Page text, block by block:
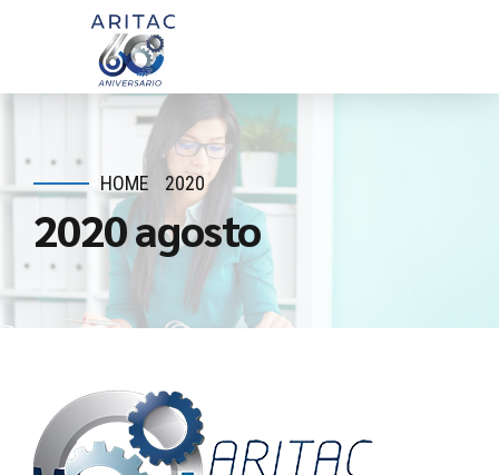
HOME 2020
2020 agosto